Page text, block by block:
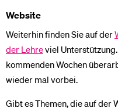
Website
Weiterhin finden Sie auf der
der Lehreviel
kommenden Wochen
wieder mal vorbei.
Gibt es Themen, die auf der